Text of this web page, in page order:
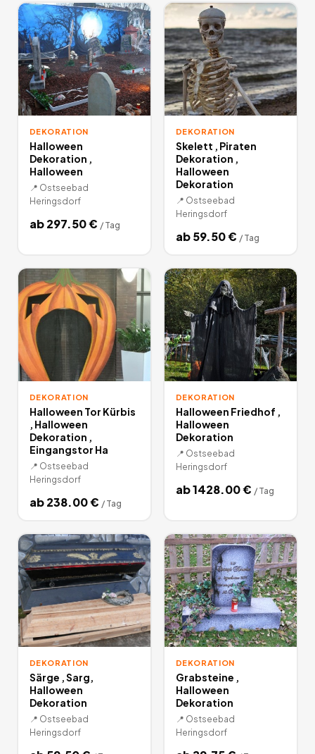
von den über 1000 Miet-Angeboten inspirieren und werden
Sie zum Deko-Künstler. Auf Miet24 einfach diverse
Dekoartikel ausleihen.39Angebotedeutschlandweit.
DEKORATION
Halloween
Dekoration ,
Halloween
📍 Ostseebad
Heringsdorf
ab297.50€ / Tag
DEKORATION
Skelett , Piraten
Dekoration ,
Halloween
Dekoration
📍 Ostseebad
Heringsdorf
ab59.50€ / Tag
DEKORATION
Halloween Tor Kürbis
, Halloween
Dekoration ,
Eingangstor Ha
📍 Ostseebad
Heringsdorf
ab238.00€ / Tag
DEKORATION
Halloween Friedhof ,
Halloween
Dekoration
📍 Ostseebad
Heringsdorf
ab1428.00€ / Tag
DEKORATION
Särge , Sarg,
Halloween
Dekoration
📍 Ostseebad
Heringsdorf
DEKORATION
Grabsteine ,
Halloween
Dekoration
📍 Ostseebad
Heringsdorf